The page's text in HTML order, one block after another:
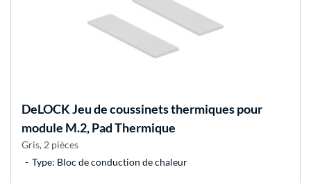
DeLOCKJeu de coussinets thermiques pour
module M.2, Pad Thermique
Gris, 2 pièces
Type: Bloc de conduction de chaleur